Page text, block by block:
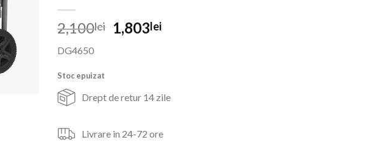
2,100lei
Prețul
inițial
1,803leiPrețul
DG4650
Stoc epuizat
Drept de retur 14 zile
Livrare in 24-72 ore